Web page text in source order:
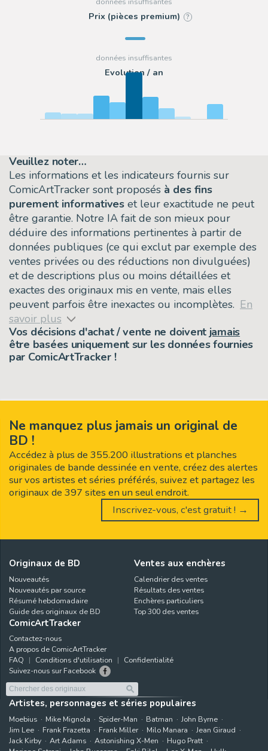
Prix (pièces premium) ?
Evolution / an
Veuillez noter…
Les informations et les indicateurs fournis sur
ComicArtTracker sont proposés à des fins
purement informatives et leur exactitude ne peut
être garantie. Notre IA fait de son mieux pour
déduire des informations pertinentes à partir de
données publiques (ce qui exclut par exemple des
ventes privées ou des réductions non divulguées)
et de descriptions plus ou moins détaillées et
exactes des originaux mis en vente, mais elles
peuvent parfois être inexactes ou incomplètes. En
savoir plus
Vos décisions d'achat / vente ne doivent jamais
être basées uniquement sur les données fournies
par ComicArtTracker !
Ne manquez plus jamais un original de
BD !
Accédez à plus de 355.200 illustrations et planches
originales de bande dessinée en vente, créez des alertes
sur vos artistes et séries préférés, suivez et partagez les
originaux de 397 sites en un seul endroit.
Inscrivez-vous, c'est gratuit ! →
Originaux de BD
Nouveautés
Nouveautés par source
Résumé hebdomadaire
Guide des originaux de BD
Ventes aux enchères
Calendrier des ventes
Résultats des ventes
Enchères particuliers
Top 300 des ventes
ComicArtTracker
Contactez-nous
A propos de ComicArtTracker
FAQ
Conditions d'utilisation
Confidentialité
Suivez-nous sur Facebook
Artistes, personnages et séries populaires
Moebius Mike Mignola Spider-Man Batman
John Byrne
Jim Lee
Frank Frazetta Frank Miller Milo Manara
Jean Giraud
Jack Kirby
Art Adams Astonishing X-Men
Hugo Pratt